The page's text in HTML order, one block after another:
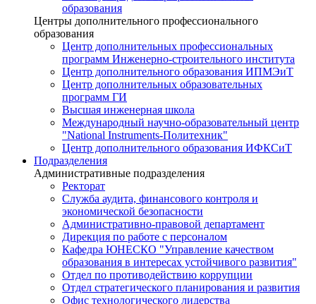
образования
Центры дополнительного профессионального
образования
Центр дополнительных профессиональных
программ Инженерно-строительного института
Центр дополнительного образования ИПМЭиТ
Центр дополнительных образовательных
программ ГИ
Высшая инженерная школа
Международный научно-образовательный центр
"National Instruments-Политехник"
Центр дополнительного образования ИФКСиТ
Подразделения
Административные подразделения
Ректорат
Служба аудита, финансового контроля и
экономической безопасности
Административно-правовой департамент
Дирекция по работе с персоналом
Кафедра ЮНЕСКО "Управление качеством
образования в интересах устойчивого развития"
Отдел по противодействию коррупции
Отдел стратегического планирования и развития
Офис технологического лидерства